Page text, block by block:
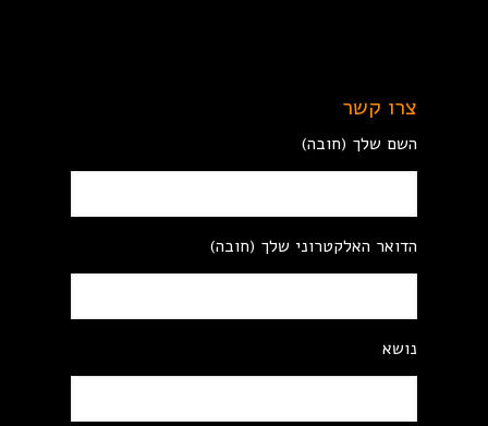
צרו קשר
השם שלך (חובה)
הדואר האלקטרוני שלך (חובה)
נושא